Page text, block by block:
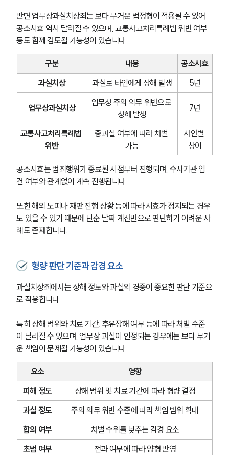
반면 업무상과실치상죄는 보다 무거운 법정형이 적용될 수 있어
공소시효 역시 달라질 수 있으며, 교통사고처리특례법 위반 여부
등도 함께 검토될 가능성이 있습니다.
구분 내용
공소시효
과실치상
과실로 타인에게 상해 발생 5년
업무상과실치상
업무상 주의 의무 위반으로
상해 발생
7년
교통사고처리특례법
위반
중과실 여부에 따라 처벌
가능
사안별
상이
공소시효는 범죄행위가 종료된 시점부터 진행되며, 수사기관 입
건 여부와 관계없이 계속 진행됩니다.
또한 해외 도피나 재판 진행 상황 등에 따라 시효가 정지되는 경우
도 있을 수 있기 때문에 단순 날짜 계산만으로 판단하기 어려운 사
례도 존재합니다.
형량 판단 기준과 감경 요소
과실치상죄에서는 상해 정도와 과실의 경중이 중요한 판단 기준으
로 작용합니다.
특히 상해 범위와 치료 기간, 후유장해 여부 등에 따라 처벌 수준
이 달라질 수 있으며, 업무상 과실이 인정되는 경우에는 보다 무거
운 책임이 문제될 가능성이 있습니다.
요소
영향
피해 정도
상해 범위 및 치료 기간에 따라 형량 결정
과실 정도
주의 의무 위반 수준에 따라 책임 범위 확대
합의 여부
처벌 수위를 낮추는 감경 요소
초범 여부
전과 여부에 따라 양형 반영